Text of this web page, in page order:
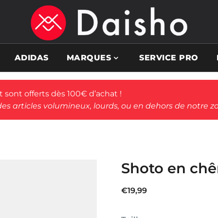
ADIDAS MARQUES SERVICE PRO
sont offerts dès 100€ d’achat !
articles volumineux, lourds, ou en dehors de notre
Shoto en
€19,99